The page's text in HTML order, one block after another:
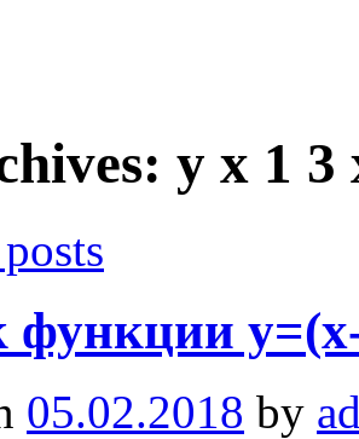
y x 1 3
функции
05.02.2018 by